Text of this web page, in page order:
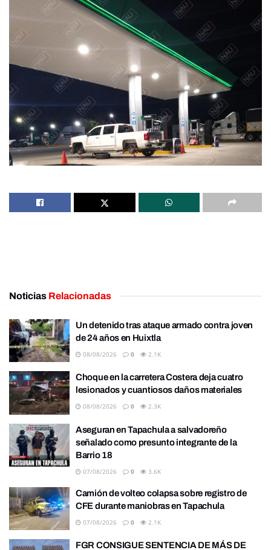
Noticias Relacionadas
Un detenido tras ataque armado contra joven
de 24 años en Huixtla
08/08/2026 0 2.1K
Choque en la carretera Costera deja cuatro
lesionados y cuantiosos daños materiales
08/08/2026 0 2.3K
Aseguran en Tapachula a salvadoreño
señalado como presunto integrante de la
Barrio 18
07/08/2026 0 3.6K
Camión de volteo colapsa sobre registro de
CFE durante maniobras en Tapachula
07/08/2026 0 2.1K
FGR CONSIGUE SENTENCIA DE MÁS DE